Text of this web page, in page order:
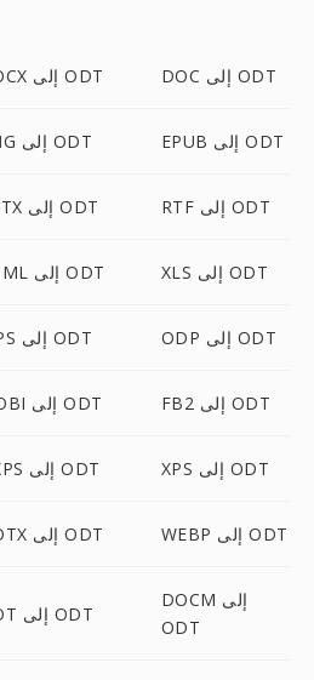
DOCX إلى ODT DOC إلى ODT
PNG إلى ODT EPUB إلى ODT
PPTX إلى ODT RTF إلى ODT
HTML إلى ODT XLS إلى ODT
WPS إلى ODT ODP إلى ODT
MOBI إلى ODT FB2 إلى ODT
OXPS إلى ODT XPS إلى ODT
DOTX إلى ODT WEBP إلى ODT
DOT إلى ODT
DOCM إلى
ODT